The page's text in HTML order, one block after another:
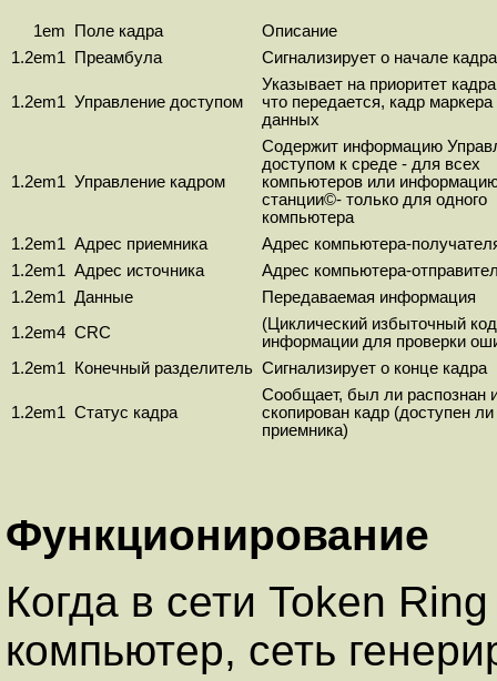
1em Поле кадра
Описание
1.2em1
Преамбула Сигнализирует о начале кадра
1.2em1 Управление доступом
Указывает на приоритет
что передается, кадр
данных
1.2em1 Управление кадром
Содержит информацию
доступом к среде - для всех
компьютеров или
станции©- только для одного
компьютера
1.2em1 Адрес приемника
Адрес компьютера-
1.2em1 Адрес источника
Адрес компьютера-
1.2em1 Данные
Передаваемая информация
1.2em4 CRC
(Циклический избыточный
информации для проверки
1.2em1
Конечный разделитель Сигнализирует о конце кадра
1.2em1 Статус кадра
Сообщает, был ли распознан
скопирован кадр (доступен
приемника)
Функционирование
Когда в сети Token
компьютер, сеть